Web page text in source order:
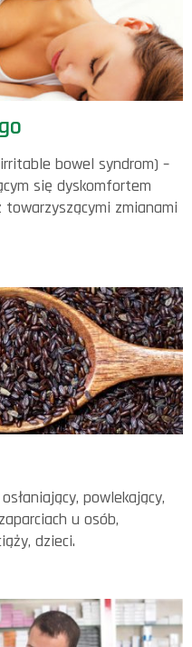
bowel syndrom) –
się dyskomfortem
zmianami
powlekający,
u osób,
dzieci.